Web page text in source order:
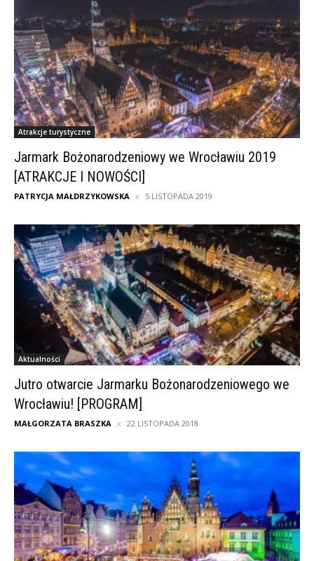
Atrakcje turystyczne
Jarmark Bożonarodzeniowy we Wrocławiu 2019
[ATRAKCJE I NOWOŚCI]
PATRYCJA MAŁDRZYKOWSKA 5 LISTOPADA 2019
Aktualności
Jutro otwarcie Jarmarku Bożonarodzeniowego we
Wrocławiu! [PROGRAM]
MAŁGORZATA BRASZKA 22 LISTOPADA 2018